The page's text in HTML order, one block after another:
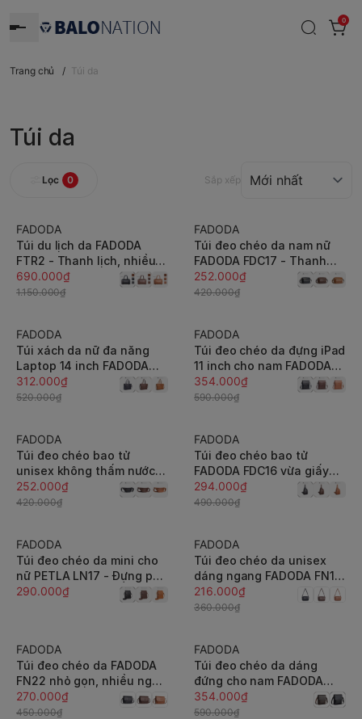
0
Trang chủ / Túi da
Túi da
Lọc 0 Sắp xếp
-40%
FADODA
Túi du lịch da FADODA
FTR2 - Thanh lịch, nhiều
ngăn, chống thấm, chống
bong tróc, đứng form cho
690.000₫
1.150.000₫
-40%
FADODA
Túi đeo chéo da nam nữ
FADODA FDC17 - Thanh
lịch, gọn nhẹ, vintage,
không bong tróc, không
252.000₫
420.000₫
-40%
FADODA
Túi xách da nữ đa năng
Laptop 14 inch FADODA
FTX3
312.000₫
520.000₫
-40%
FADODA
Túi đeo chéo da đựng iPad
11 inch cho nam FADODA
FDC11
354.000₫
590.000₫
-40%
FADODA
Túi đeo chéo bao tử
unisex không thấm nước
FADODA FDC8
252.000₫
420.000₫
-40%
FADODA
Túi đeo chéo bao tử
FADODA FDC16 vừa giấy
A5 - Siêu nhẹ, không bong
tróc, chống thấm nước
294.000₫
490.000₫
FADODA
Túi đeo chéo da mini cho
nữ PETLA LN17 - Đựng phụ
kiện nhỏ gọn, thời trang,
290.000₫
-40%
FADODA
Túi đeo chéo da unisex
dáng ngang FADODA FN11
gọn nhẹ vintage chống
thấm nước, không bong
216.000₫
360.000₫
-40%
FADODA
Túi đeo chéo da FADODA
FN22 nhỏ gọn, nhiều ngăn
- Vintage, chống thấm
nước, không bong tróc
270.000₫
450.000₫
-40%
FADODA
Túi đeo chéo da dáng
đứng cho nam FADODA
FDC18 - Thanh lịch, chống
thấm nước, không bong
354.000₫
590.000₫